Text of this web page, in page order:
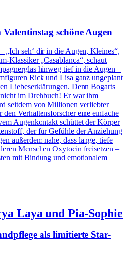
schöne Augen
„Ich seh‘ dir in die Augen, Kleines“,
Klassiker „Casablanca“, schaut
hinweg tief in die Augen –
Rick und Lisa ganz ungeplant
Liebeserklärungen. Denn Bogarts
im Drehbuch! Er war ihm
seitdem von Millionen verliebter
Verhaltensforscher eine einfache
Augenkontakt schüttet der Körper
der für Gefühle der Anziehung
außerdem nahe, dass lange, tiefe
Menschen Oxytocin freisetzen –
mit Bindung und emotionalem
Laya und Pia-Sophie
als limitierte Star-